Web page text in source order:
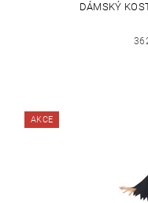
DÁMSKÝ
AKCE